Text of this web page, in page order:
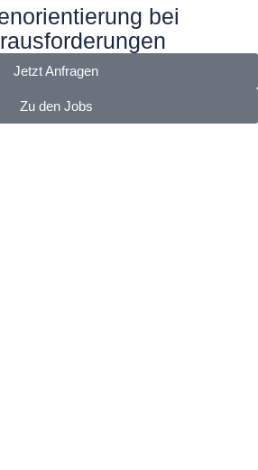
bei
Jetzt Anfragen
Zu den Jobs